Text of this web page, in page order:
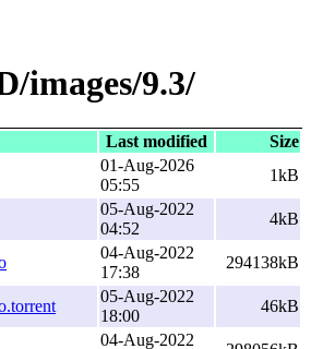
images/9.3/
Last modified
Size
01-Aug-2026
05:55
1kB
05-Aug-2022
04:52
4kB
04-Aug-2022
17:38
294138kB
05-Aug-2022
18:00
46kB
04-Aug-2022